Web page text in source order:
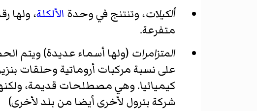
ألكيلات، وتنتنج في وحدة الألكلة، ولها
متفرعة.
المتزامرات (ولها أسماء عديدة) ويتم
على نسبة مركبات أروماتية وحلقات
كيميائيا. وهي مصطلحات قديمة،
شركة بترول لأخرى أيضا من بلد لأخرى)